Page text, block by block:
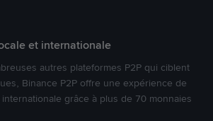
et internationale
autres plateformes P2P qui ciblent
Binance P2P offre une expérience de
grâce à plus de 70 monnaies